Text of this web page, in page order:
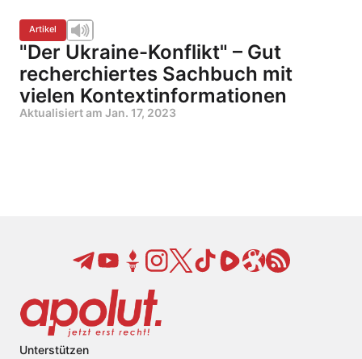
Artikel
"Der Ukraine-Konflikt" – Gut
recherchiertes Sachbuch mit
vielen Kontextinformationen
Aktualisiert am Jan. 17, 2023
Unterstützen